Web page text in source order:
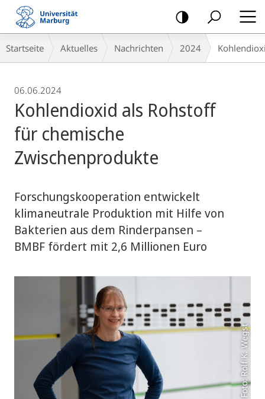
Mobile-
Navigation
Breadcrumb-
Navigation
Startseite Aktuelles Nachrichten 2024
06.06.2024
Kohlendioxid als Rohstoff
für chemische
Zwischenprodukte
Forschungskooperation entwickelt
klimaneutrale Produktion mit Hilfe von
Bakterien aus dem Rinderpansen –
BMBF fördert mit 2,6 Millionen Euro
Foto: Rolf K. Wegst